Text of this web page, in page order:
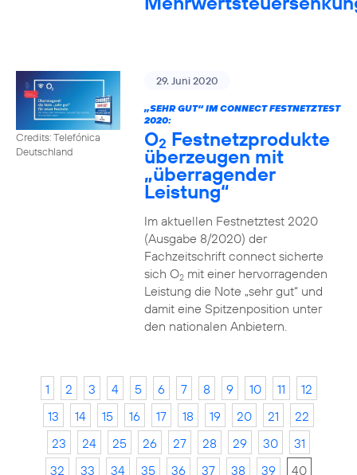
Credits: Telefónica
Deutschland
29. Juni 2020
„SEHR GUT“ IM CONNECT FESTNETZTEST
2020:
O2 Festnetzprodukte
überzeugen mit
„überragender
Leistung“
Im aktuellen Festnetztest 2020
(Ausgabe 8/2020) der
Fachzeitschrift connect sicherte
sich O2mit einer hervorragenden
Leistung die Note „sehr gut“ und
damit eine Spitzenposition unter
den nationalen Anbietern.
1 2 3 4 5 6 7 8 9 10 11
12
13
14 15 16 17 18 19 20 21
22
23
24 25 26 27 28 29 30
31
32
33 34 35 36 37 38 39 40